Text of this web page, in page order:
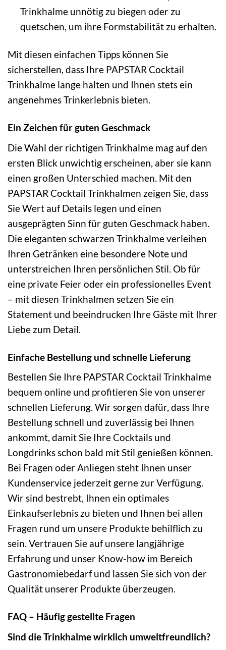
Trinkhalme unnötig zu biegen oder zu
quetschen, um ihre Formstabilität zu erhalten.
Mit diesen einfachen Tipps können Sie
sicherstellen, dass Ihre PAPSTAR Cocktail
Trinkhalme lange halten und Ihnen stets ein
angenehmes Trinkerlebnis bieten.
Ein Zeichen für guten Geschmack
Die Wahl der richtigen Trinkhalme mag auf den
ersten Blick unwichtig erscheinen, aber sie kann
einen großen Unterschied machen. Mit den
PAPSTAR Cocktail Trinkhalmen zeigen Sie, dass
Sie Wert auf Details legen und einen
ausgeprägten Sinn für guten Geschmack haben.
Die eleganten schwarzen Trinkhalme verleihen
Ihren Getränken eine besondere Note und
unterstreichen Ihren persönlichen Stil. Ob für
eine private Feier oder ein professionelles Event
– mit diesen Trinkhalmen setzen Sie ein
Statement und beeindrucken Ihre Gäste mit Ihrer
Liebe zum Detail.
Einfache Bestellung und schnelle Lieferung
Bestellen Sie Ihre PAPSTAR Cocktail Trinkhalme
bequem online und profitieren Sie von unserer
schnellen Lieferung. Wir sorgen dafür, dass Ihre
Bestellung schnell und zuverlässig bei Ihnen
ankommt, damit Sie Ihre Cocktails und
Longdrinks schon bald mit Stil genießen können.
Bei Fragen oder Anliegen steht Ihnen unser
Kundenservice jederzeit gerne zur Verfügung.
Wir sind bestrebt, Ihnen ein optimales
Einkaufserlebnis zu bieten und Ihnen bei allen
Fragen rund um unsere Produkte behilflich zu
sein. Vertrauen Sie auf unsere langjährige
Erfahrung und unser Know-how im Bereich
Gastronomiebedarf und lassen Sie sich von der
Qualität unserer Produkte überzeugen.
FAQ – Häufig gestellte Fragen
Sind die Trinkhalme wirklich umweltfreundlich?